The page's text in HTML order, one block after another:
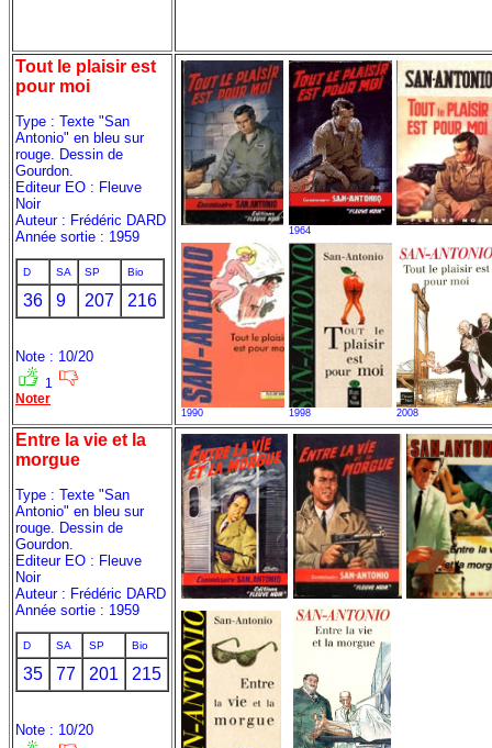
Tout le plaisir est
pour moi
Type : Texte "San
Antonio" en bleu sur
rouge. Dessin de
Gourdon.
Editeur EO : Fleuve
Noir
Auteur : Frédéric DARD
Année sortie : 1959
D SA SP Bio
36 9 207 216
Note : 10/20
1
Noter
1964
1990 1998 2008
Entre la vie et la
morgue
Type : Texte "San
Antonio" en bleu sur
rouge. Dessin de
Gourdon.
Editeur EO : Fleuve
Noir
Auteur : Frédéric DARD
Année sortie : 1959
D SA SP Bio
35 77 201 215
Note : 10/20